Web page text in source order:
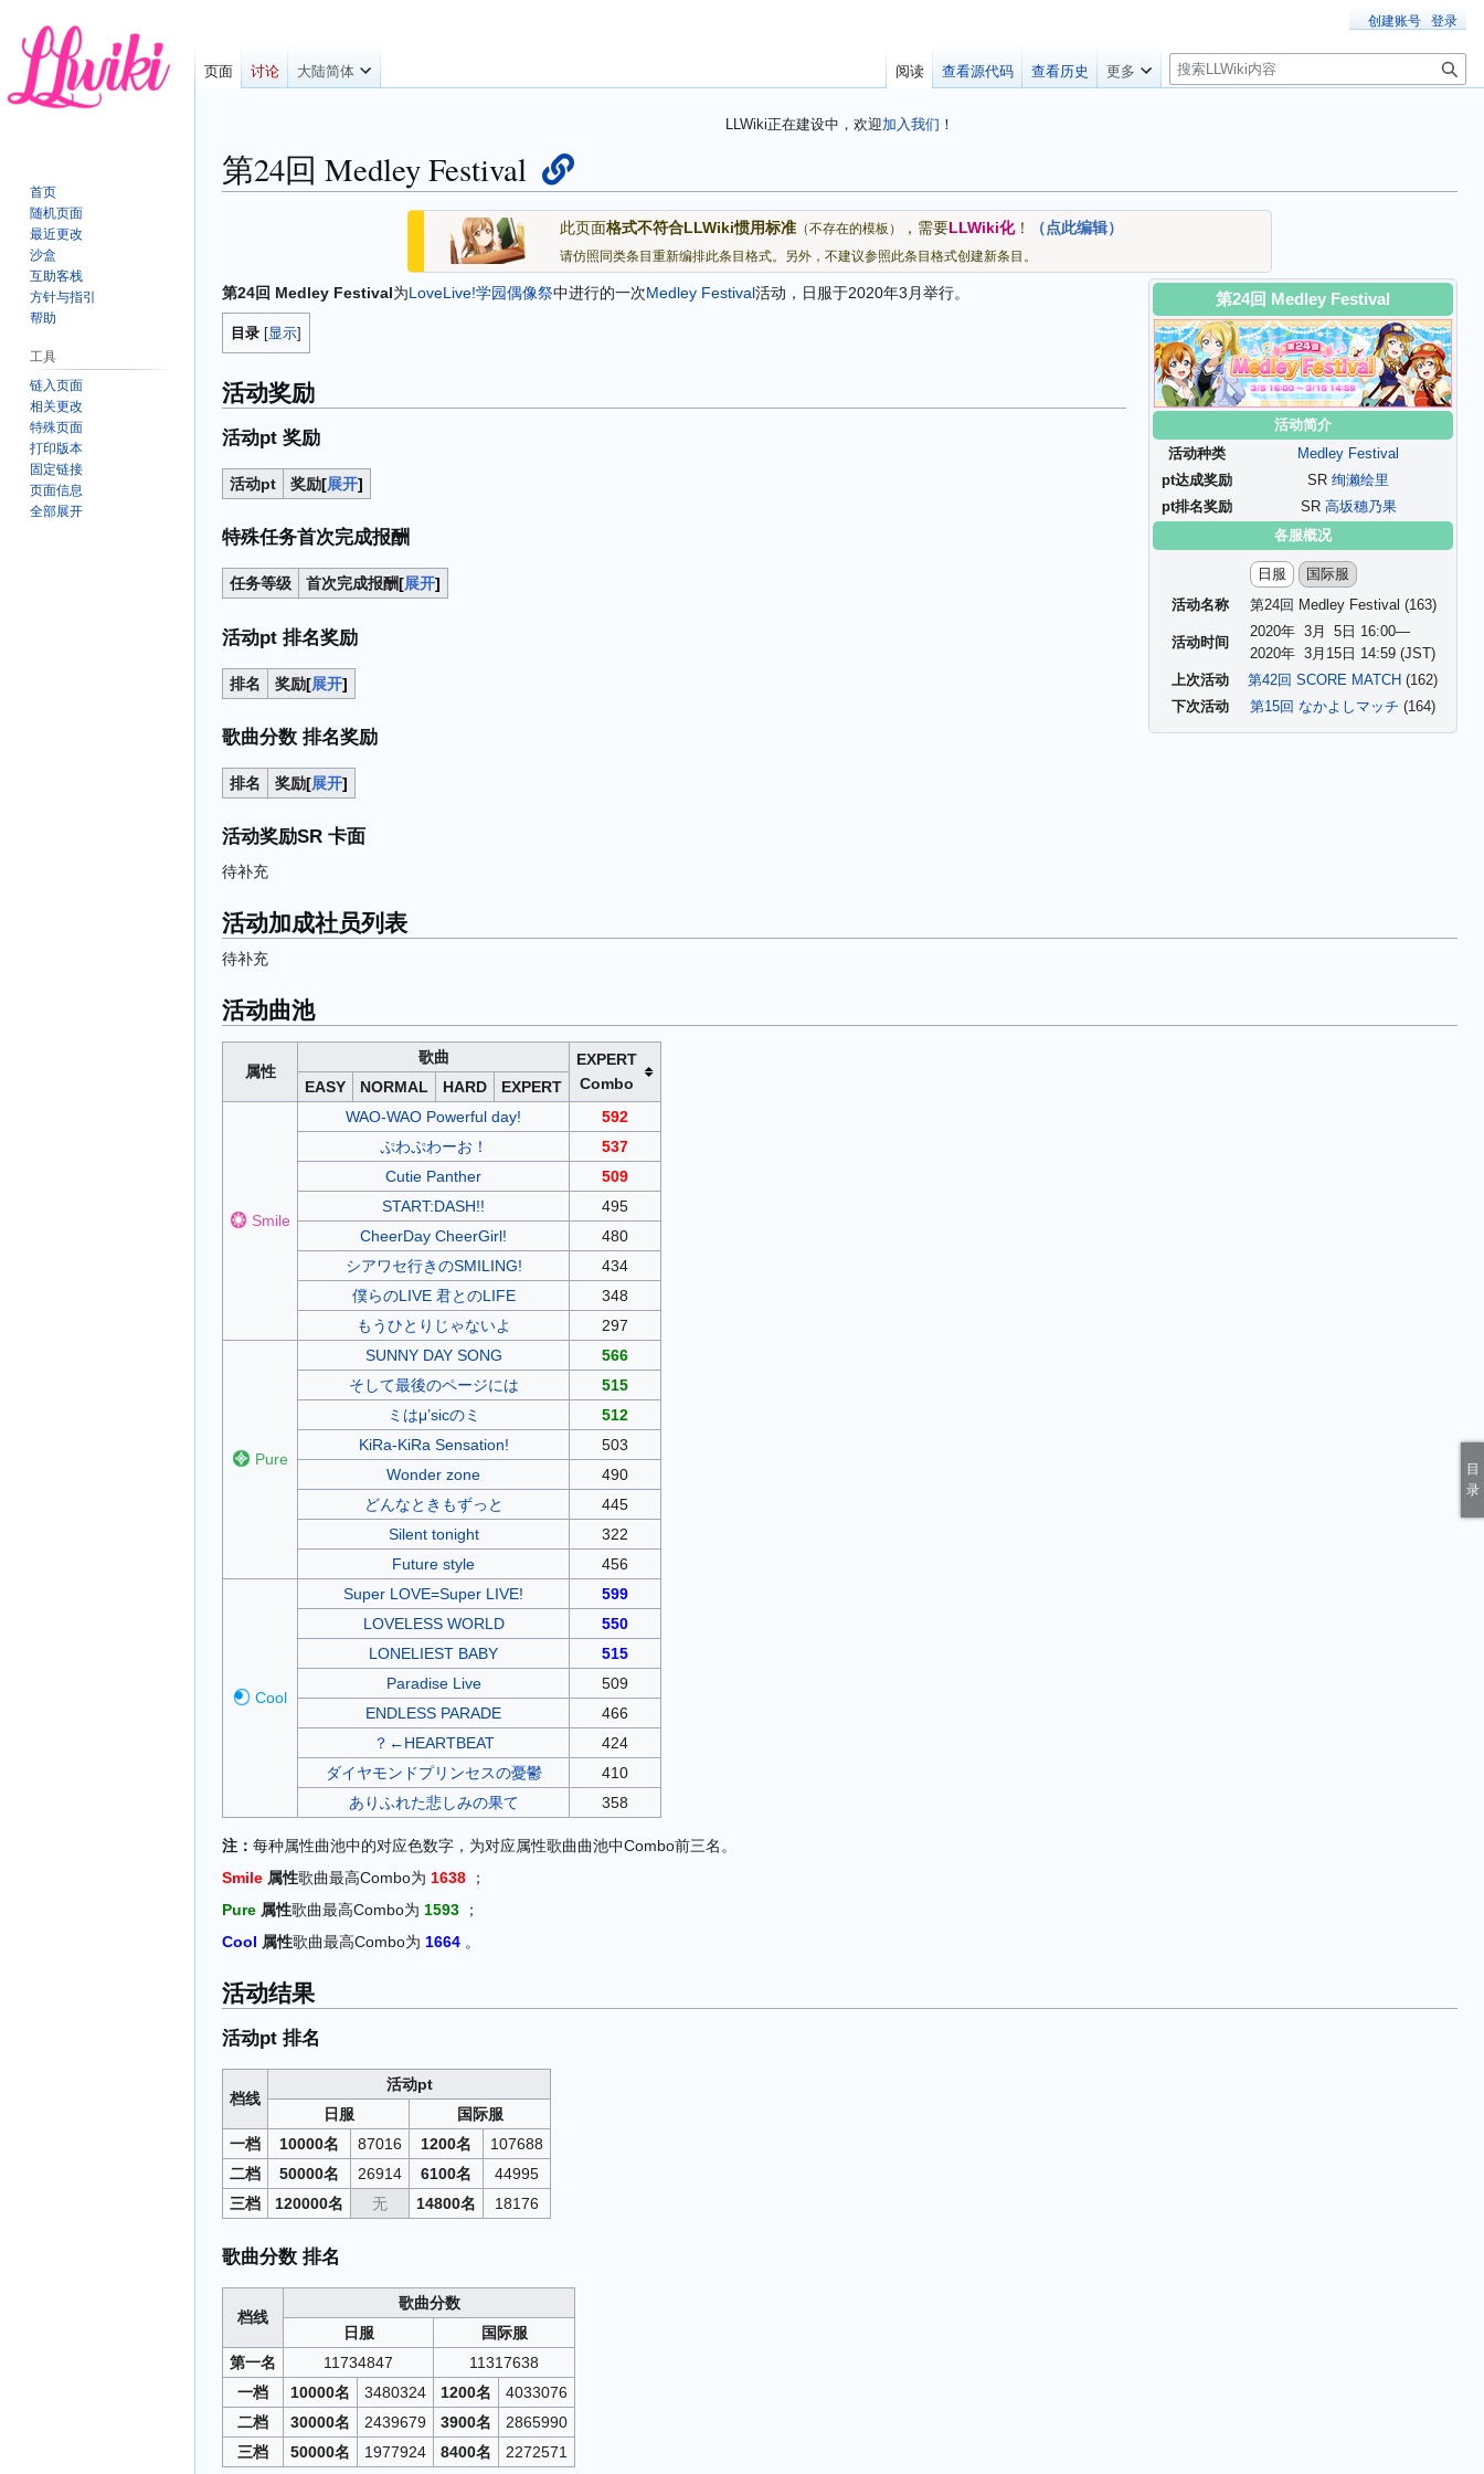
LLWiki正在建设中，欢迎加入我们 ！
第24回 Medley Festival
导
航
搜
索
此页面格式不符合LLWiki惯用标准 （不存在的模板） ，需要LLWiki化！ （点此编辑）
请仿照同类条目重新编排此条目格式。另外，不建议参照此条目格式创建新条目。
第24回 Medley Festival
活动简介
活动种类
Medley Festival
pt达成奖励
SR 绚濑绘里
pt排名奖励
SR 高坂穗乃果
各服概况
日服
国际服
活动名称
第24回 Medley Festival (163)
活动时间
2020年 3月 5 日 16:00—
2020年 3月 15 日 14:59 (JST)
上次活动
第42回 SCORE MATCH (162)
下次活动
第15回 なかよしマッチ (164)
第24回 Medley Festival为LoveLive!学园偶像祭中进行的一次Medley Festival活动，日服于2020年3月举行。
目录
活动奖励
活动pt 奖励
活动pt 展开
奖励
特殊任务首次完成报酬
任务等级 展开
首次完成报酬
活动pt 排名奖励
排名 展开
奖励
歌曲分数 排名奖励
排名 展开
奖励
活动奖励SR 卡面
待补充
活动加成社员列表
待补充
活动曲池
属性
歌曲
EXPERT
Combo
EASY NORMAL HARD EXPERT
Smile
WAO-WAO Powerful day!
592
ぷわぷわーお！
537
Cutie Panther
509
START:DASH!!
495
CheerDay CheerGirl!
480
シアワセ行きのSMILING!
434
僕らのLIVE 君とのLIFE
348
もうひとりじゃないよ
297
Pure
SUNNY DAY SONG
566
そして最後のページには
515
ミはμ’sicのミ
512
KiRa-KiRa Sensation!
503
Wonder zone
490
どんなときもずっと
445
Silent tonight
322
Future style
456
Cool
Super LOVE=Super LIVE!
599
LOVELESS WORLD
550
LONELIEST BABY
515
Paradise Live
509
ENDLESS PARADE
466
？←HEARTBEAT
424
ダイヤモンドプリンセスの憂鬱
410
ありふれた悲しみの果て
358
注： 每种属性曲池中的对应色数字，为对应属性歌曲曲池中Combo前三名。
Smile 属性歌曲最高Combo为 1638 ；
Pure 属性歌曲最高Combo为 1593 ；
Cool 属性歌曲最高Combo为 1664 。
活动结果
活动pt 排名
档线
活动pt
日服
国际服
一档
10000名 87016 1200名
107688
二档
50000名 26914 6100名
44995
三档
120000名 无 14800名 18176
歌曲分数 排名
档线
歌曲分数
日服
国际服
第一名
11734847
11317638
一档
10000名 3480324 1200名
4033076
二档
30000名 2439679 3900名
2865990
三档
50000名 1977924 8400名 2272571
创建账号 登录
页面 讨论 大陆简体 阅读 查看源代码 查看历史 更多
搜
索
首页
随机页面
最近更改
沙盒
互助客栈
方针与指引
帮助
工具
链入页面
相关更改
特殊页面
打印版本
固定链接
页面信息
全部展开